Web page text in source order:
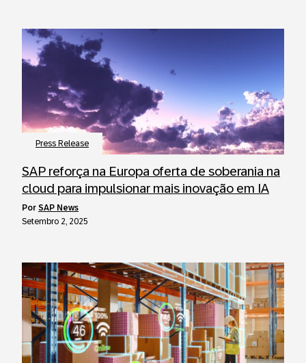
Press Release
SAP reforça na Europa oferta de soberania na
cloud para impulsionar mais inovação em IA
por SAP News
Setembro 2, 2025